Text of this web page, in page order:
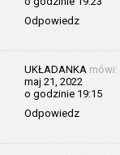
Odpowiedz
UKŁADANKA mówi:
maj 21, 2022
o godzinie 19:15
Odpowiedz